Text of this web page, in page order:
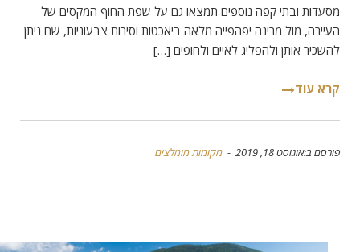
מסעדות ובתי קפה נוספים תמצאו גם על שפת החוף המקסים של
העיירה, מול מרינה יפהפייה מלאה ביאכטות וסירות צבעוניות, שם ניתן
להשכיר אותן ולהפליג לאיים ולחופים […]
קרא עוד
פורסם ב:אוגוסט 18, 2019 - מקומות מומלצים